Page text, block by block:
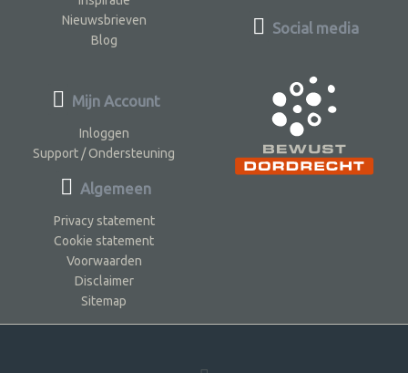
Nieuwsbrieven
Blog
Social media
Mijn Account
Inloggen
Support / Ondersteuning
Algemeen
Privacy statement
Cookie statement
Voorwaarden
Disclaimer
Sitemap